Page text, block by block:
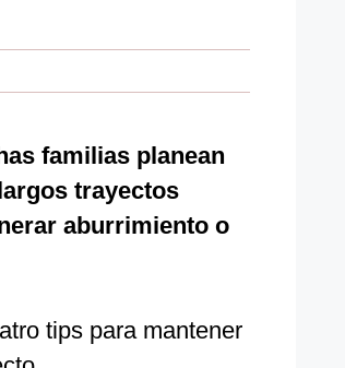
familias planean
trayectos
aburrimiento o
tips para mantener